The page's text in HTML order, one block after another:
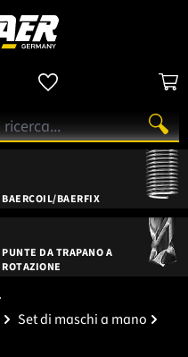
BAERCOIL/BAERFIX
PUNTE DA TRAPANO A
ROTAZIONE
Set di maschi a mano